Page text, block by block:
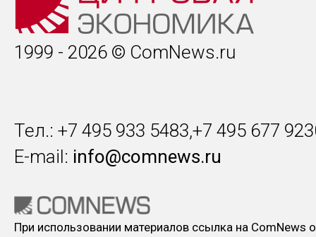
1999 - 2026 © ComNews.ru
Тел.: +7 495 933 5483,+7 495 677
E-mail: info@comnews.ru
При использовании материалов ссылка на ComNews